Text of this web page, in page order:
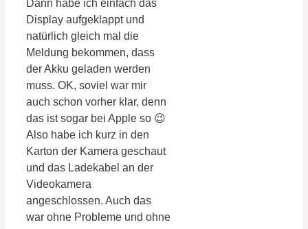
Dann habe ich einfach das
Display aufgeklappt und
natürlich gleich mal die
Meldung bekommen, dass
der Akku geladen werden
muss. OK, soviel war mir
auch schon vorher klar, denn
das ist sogar bei Apple so 😉
Also habe ich kurz in den
Karton der Kamera geschaut
und das Ladekabel an der
Videokamera
angeschlossen. Auch das
war ohne Probleme und ohne